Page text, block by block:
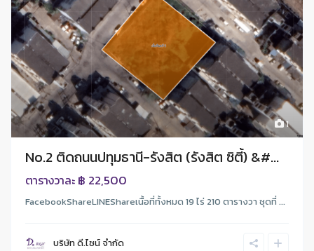
1
No.2 ติดถนนปทุมธานี-รังสิต (รังสิต ซิตี้) &#...
ตารางวาละ ฿ 22,500
FacebookShareLINEShareเนื้อที่ทั้งหมด 19 ไร่ 210 ตารางวา ชุดที่ ...
บริษัท ดี.ไซน์ จํากัด